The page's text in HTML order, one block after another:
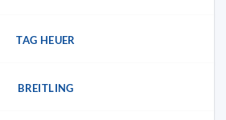
TAG HEUER
BREITLING